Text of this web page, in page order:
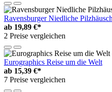
Ravensburger Niedliche
ab 19,89 €*
2 Preise vergleichen
Eurographics Reise um die Welt
ab 15,39 €*
7 Preise vergleichen